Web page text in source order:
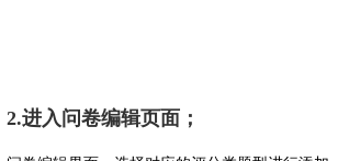
2.进入问卷编辑页面；